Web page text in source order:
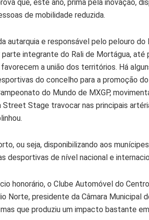
que, este ano, prima pela inovação,
de mobilidade reduzida.
autarquia e responsável pelo pelouro
integrante do Rali de Mortágua, até
a união dos territórios. Há
do concelho para a promoção
do Mundo de MXGP,
Stage travocar nas principais
ou seja, disponibilizando aos
desportivas de nível nacional e
honorário, o Clube Automóvel do
Norte, presidente da Câmara Municipal
que produziu um impacto bastante